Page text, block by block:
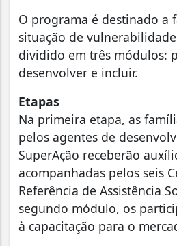
O programa é destinado a
situação de
dividido em três módulos:
desenvolver e incluir.
Etapas
Na primeira etapa, as
pelos agentes de
SuperAção receberão
acompanhadas pelos seis
Referência de Assistência
segundo módulo, os
à capacitação para o